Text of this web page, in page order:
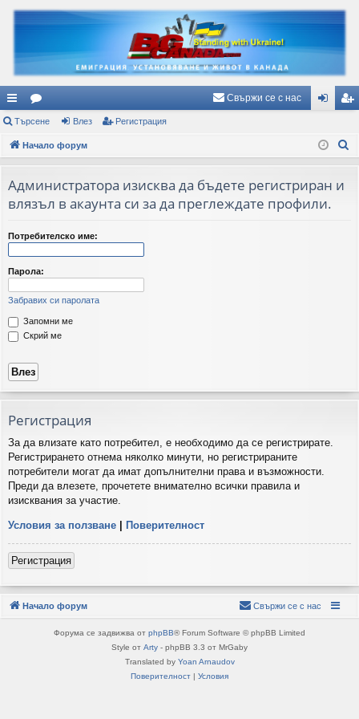
ъ
рз
вр
ки
ор
ум
Свържи се с нас
з ис
ац
Търсене Влез Регистрация
Начало форум
Администратора изисква да бъдете регистриран и
влязъл в акаунта си за да преглеждате профили.
Потребителско име:
Парола:
Забравих си паролата
Запомни ме
Скрий ме
Регистрация
За да влизате като потребител, е необходимо да се регистрирате.
Регистрирането отнема няколко минути, но регистрираните
потребители могат да имат допълнителни права и възможности.
Преди да влезете, прочетете внимателно всички правила и
изисквания за участие.
Условия за ползване Поверителност
Регистрация
Начало форум Свържи се с нас
Форума се задвижва от phpBB® Forum Software © phpBB Limited
Style от Arty - phpBB 3.3 от MrGaby
Translated by Yoan Arnaudov
Поверителност
Условия